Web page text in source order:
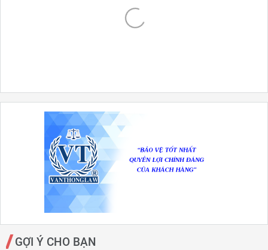
GỢI Ý CHO BẠN